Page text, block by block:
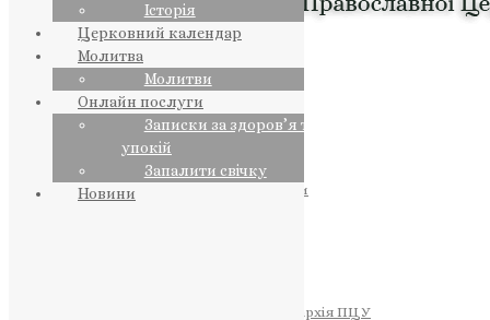
ПРЕДСТОЯТЕЛЬ
Православна Церква України
Тернопільсько-Бучацька Єпархія ПЦУ
Історія
Церковний календар
Молитва
Молитви
Онлайн послуги
Записки за здоров’я та за
упокій
Запалити свічку
Новини